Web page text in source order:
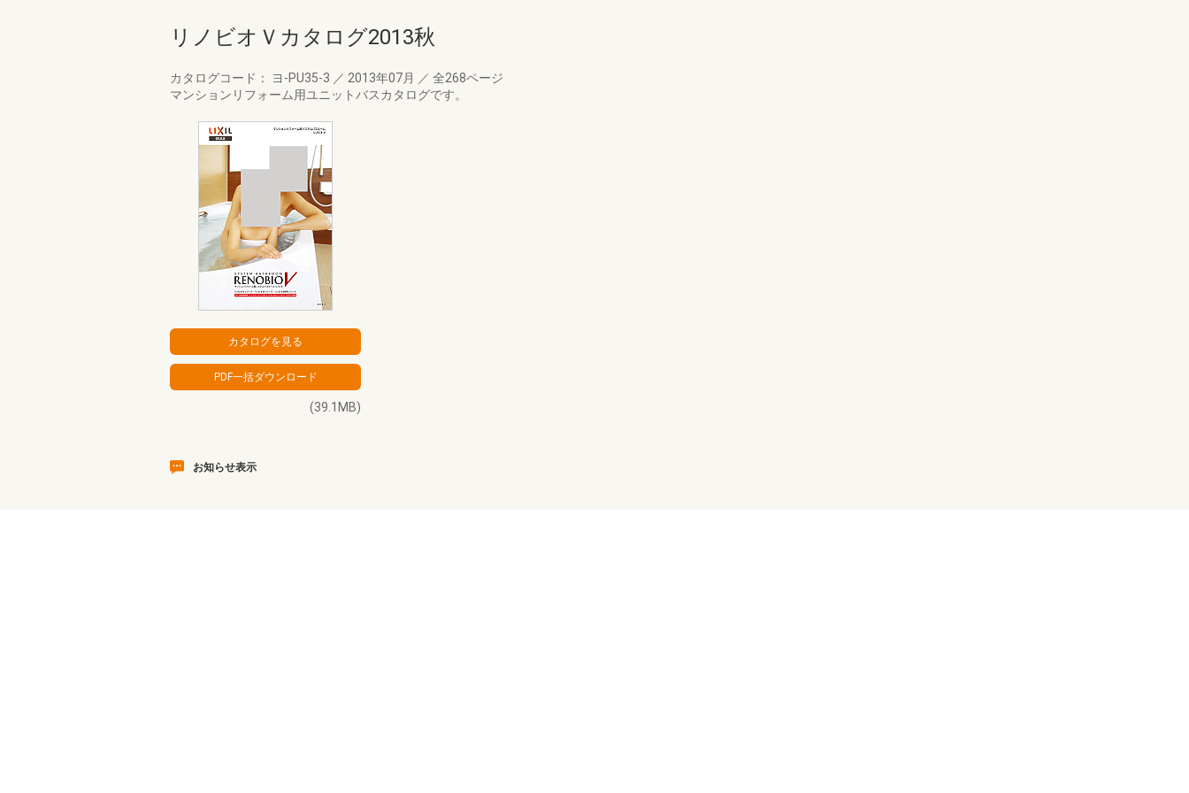
リノビオＶカタログ2013秋
カタログコード： ヨ-PU35-3 ／ 2013年07月 ／ 全268ページ
マンションリフォーム用ユニットバスカタログです。
(39.1MB)
お知らせ表示